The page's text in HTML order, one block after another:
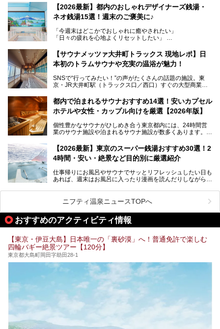
レトロでノスタルジックなタイル絵はそのまま、昔からここ
を知る地元の人にも、新しく足を運んでくれる人にも愛され
る、今の時代の"銭湯"として生まれ変わりました。洞窟のよ
ビアバーなど、新しく登場したスポットも併せて紹介しま
す。充実した設備があるのに、基本の入浴料が銭湯価格の5
【2026最新】都内のおしゃれデザイナーズ銭湯・
ネオ銭湯15選！週末のご褒美に♪
「今週末はどこかでおしゃれに癒やされたい」
「日々の疲れを心地よくリセットしたい」
となっている新しいスタイルの銭湯です。
最近、SNSやメディアで「デザイナーズ銭湯」や「ネオ銭
本記事では、そもそもこれらがどんな銭湯なのか、その気に
いおしゃれな名店15選を、おすすめの順番で一挙にご紹介
します。
【サウナメッツァ大井町トラックス 現地レポ】日
本初のトラムサウナや充実の温浴が魅力！
SNSで“行ってみたい！”の声がたくさんの話題の施設。東
京・JR大井町駅（トラックス口／西口）すぐの大型商業施
ツァ大井町トラックス」がニューオープン。施設の様子をレ
ポ―トします。
都内で泊まれるサウナおすすめ14選！安いカプセル
ホテルや女性・カップル向けを厳選【2026年版】
個性豊かなサウナがひしめき合う東京都内には、24時間営
業のサウナ施設や泊まれるサウナ施設が数多くあります。
を旅の目的とする「サ旅」や自分へのご褒美のための宿泊な
ど、自分の好きなタイミングで好きなだけサ活ができるのが
魅力です。
最近では、男性専用施設だけでなく、カップルや女性に嬉し
い個室サウナも増えてきました。
ら、特におすすめしたい施設14選をご紹介します。
してみてください。
【2026最新】東京のスーパー銭湯おすすめ30選！2
4時間・安い・絶景など目的別に厳選紹介
仕事帰りにお風呂やサウナでサッとリフレッシュしたい日も
あれば、週末はお風呂に入ったり漫画を読んだりしながら一
また、終電を逃してしまい、「このまま朝までゆっくりでき
る場所があれば」と探した経験がある人も多いのではないで
しょうか。
そこで本記事では、東京でおすすめのスーパー銭湯を、目的
24時間営業で宿泊できる施設や、1,000円以下で楽しめる安
い施設、デートや休日レジャーにもぴったりなエンタメ要素
が充実した施設など、利用のシーンに合わせて参考にしてく
ださい。
ニフティ温泉ニュースTOPへ
おすすめのアクティビティ情報
【東京・伊豆大島】日本唯一の「裏砂漠」へ！普通免許で楽しむ
四輪バギー絶景ツアー【120分】
東京都大島町岡田字助田28-1